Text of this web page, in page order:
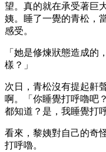
望。真的就在承受著巨
姨。睡了一覺的青松，
感受。
「她是修煉狀態造成的
樣？」
次日，青松沒有提起鼾
啊。「你睡覺打呼嚕吧
都知道？是，我睡覺打
看來，黎姨對自己的奇
打呼嚕。